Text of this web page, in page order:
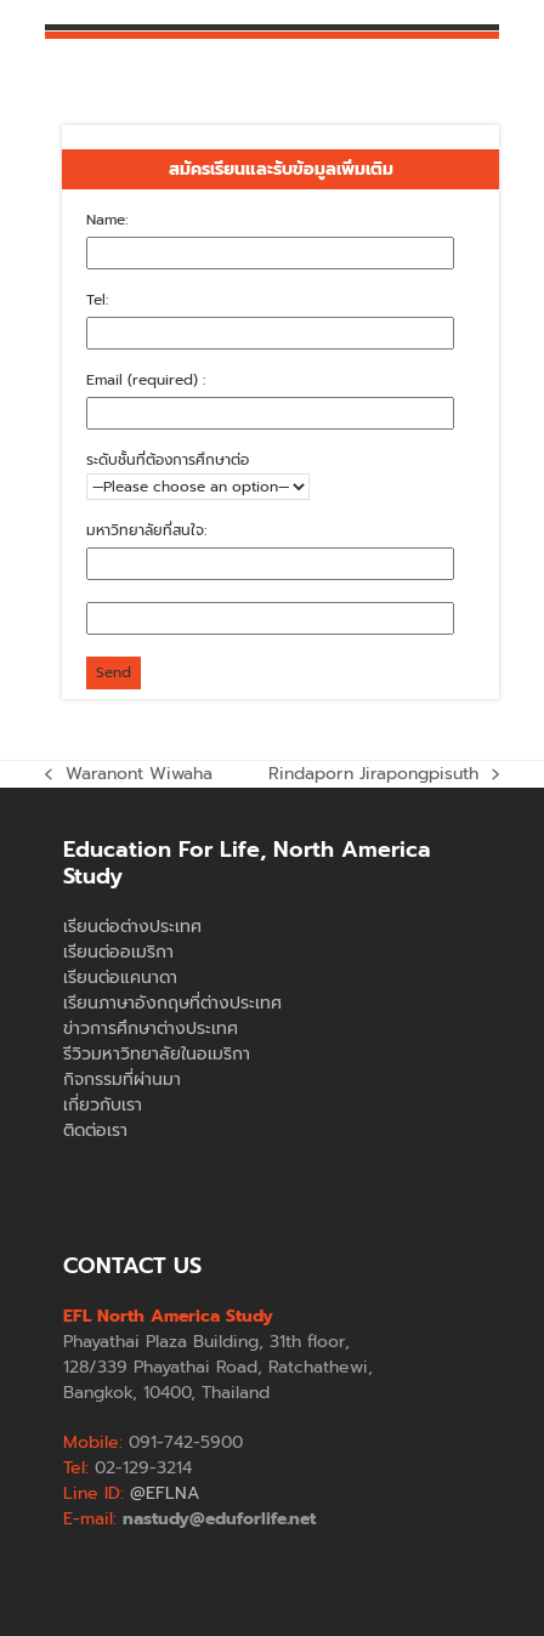
สมัครเรียนและรับข้อมูลเพิ่มเติม
Name:
Tel:
Email (required) :
ระดับชั้นที่ต้องการศึกษาต่อ
มหาวิทยาลัยที่สนใจ:
previous
Waranont Wiwaha
next
Rindaporn Jirapongpisuth
Education For Life, North America
Study
เรียนต่อต่างประเทศ
เรียนต่ออเมริกา
เรียนต่อแคนาดา
เรียนภาษาอังกฤษที่ต่างประเทศ
ข่าวการศึกษาต่างประเทศ
รีวิวมหาวิทยาลัยในอเมริกา
กิจกรรมที่ผ่านมา
เกี่ยวกับเรา
ติดต่อเรา
CONTACT US
EFL North America Study
Phayathai Plaza Building, 31th floor,
128/339 Phayathai Road, Ratchathewi,
Bangkok, 10400, Thailand
Mobile: 091-742-5900
Tel: 02-129-3214
Line ID: @EFLNA
E-mail: nastudy@eduforlife.net